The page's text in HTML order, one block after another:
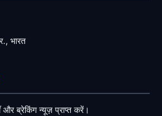
भारत
और ब्रेकिंग न्यूज़ प्राप्त करें।